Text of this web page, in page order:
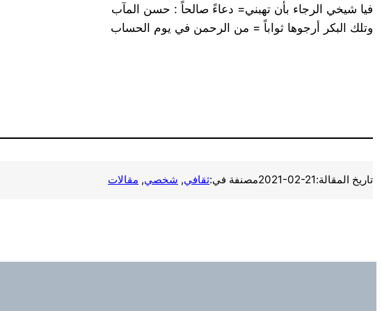
فيا شيخي الرجاء بأن تهبني= دعاءً صالحاً : حسن المآب
وتلك البكر أرجوها ثواباً = من الرحمن في يوم الحساب
تاريخ المقالة:2021-02-21مصنفة في:ثقافي, شخصي, مقالات